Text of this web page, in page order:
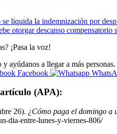
se liquida la indemnización por
otorgar descanso compensatorio
¡Pasa la voz!
ayúdanos a llegar a más personas.
Facebook
(APA):
26). ¿Cómo paga el domingo a
dia-entre-lunes-y-viernes-806/